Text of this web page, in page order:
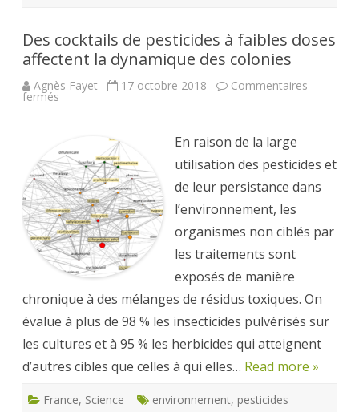
Des cocktails de pesticides à faibles doses
affectent la dynamique des colonies
Agnès Fayet 17 octobre 2018 Commentaires
fermés
pesticides
à
faibles
doses
affectent
la
dynamique
des
colonies
En raison de la large
utilisation des pesticides et
de leur persistance dans
l’environnement, les
organismes non ciblés par
les traitements sont
exposés de manière
chronique à des mélanges de résidus toxiques. On
évalue à plus de 98 % les insecticides pulvérisés sur
les cultures et à 95 % les herbicides qui atteignent
d’autres cibles que celles à qui elles… Read more »
France, Science environnement, pesticides